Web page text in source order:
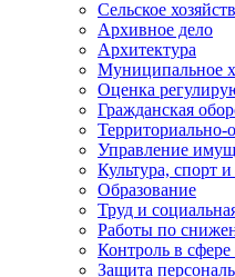
Сельское
Архивное дело
Архитектура
Муниципальное
Оценка
Гражданская
Территориально-
Управление
Культура, спорт
Образование
Труд и
Работы по
Контроль в сфере
Защита